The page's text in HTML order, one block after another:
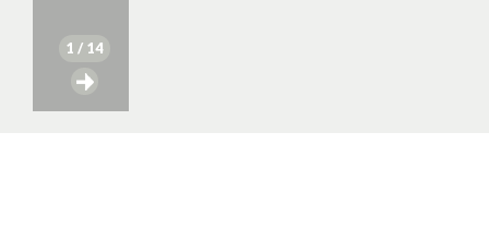
1 / 14